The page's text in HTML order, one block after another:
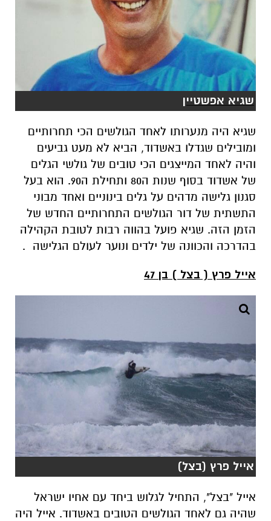
שגיא אפשטיין
שגיא היה מנערותו לאחד הגולשים הכי תחרותיים
ומובילים שגדלו באשדוד, הביא לא מעט גביעים
והיה לאחד המייצגים הכי טובים של גולשי הגלים
של אשדוד בסוף שנות ה80 ותחילת ה90. הוא בעל
סגנון גלישה מדהים על גלים בינוניים ואחד מבוני
התשתית של דור הגולשים התחרותיים החדש של
הזמן הזה. שגיא פועל בהווה רבות לטובת הקהילה
בהדרכה והכוונה של ילדים ונוער לעולם הגלישה .
אייל פרץ ( בצל ) בן 47
אייל פרץ (בצל)
אייל "בצל", התחיל לגלוש ביחד עם אחיו ישראל
שהיה גם לאחד הגולשים הטובים באשדוד. אייל היה